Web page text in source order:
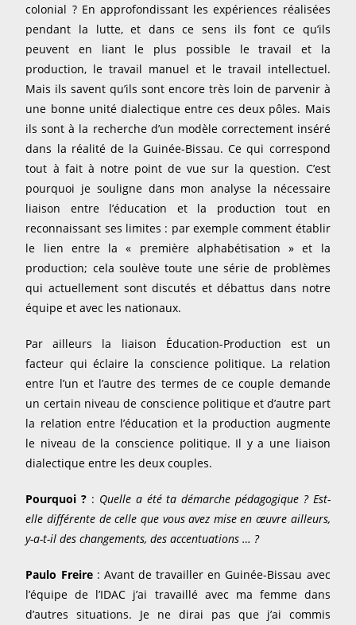
colonial ? En approfondissant les expériences réalisées
pendant la lutte, et dans ce sens ils font ce qu’ils
peuvent en liant le plus possible le travail et la
production, le travail manuel et le travail intellectuel.
Mais ils savent qu’ils sont encore très loin de parvenir à
une bonne unité dialectique entre ces deux pôles. Mais
ils sont à la recherche d’un modèle correctement inséré
dans la réalité de la Guinée-Bissau. Ce qui correspond
tout à fait à notre point de vue sur la question. C’est
pourquoi je souligne dans mon analyse la nécessaire
liaison entre l’éducation et la production tout en
reconnaissant ses limites : par exemple comment établir
le lien entre la « première alphabétisation » et la
production; cela soulève toute une série de problèmes
qui actuellement sont discutés et débattus dans notre
équipe et avec les nationaux.
Par ailleurs la liaison Éducation-Production est un
facteur qui éclaire la conscience politique. La relation
entre l’un et l’autre des termes de ce couple demande
un certain niveau de conscience politique et d’autre part
la relation entre l’éducation et la production augmente
le niveau de la conscience politique. Il y a une liaison
dialectique entre les deux couples.
Pourquoi ? : Quelle a été ta démarche pédagogique ? Est-
elle différente de celle que vous avez mise en œuvre ailleurs,
y-a-t-il des changements, des accentuations … ?
Paulo Freire: Avant de travailler en Guinée-Bissau avec
l’équipe de l’IDAC j’ai travaillé avec ma femme dans
d’autres situations. Je ne dirai pas que j’ai commis